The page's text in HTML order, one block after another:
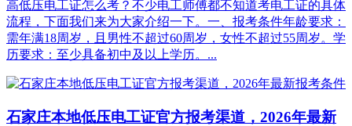
高低压电工证怎么考？不少电工师傅都不知道考电工证的具体
流程，下面我们来为大家介绍一下。一、报考条件年龄要求：
需年满18周岁，且男性不超过60周岁，女性不超过55周岁。学
历要求：至少具备初中及以上学历。...
石家庄本地低压电工证官方报考渠道，2026年最新